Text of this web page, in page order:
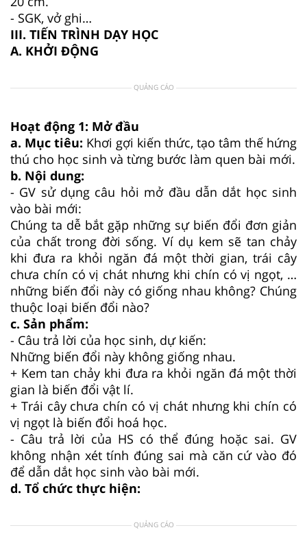
- SGK, vở ghi…
III. TIẾN TRÌNH DẠY HỌC
A. KHỞI ĐỘNG
QUẢNG CÁO
Hoạt động 1: Mở đầu
a. Mục tiêu: Khơi gợi kiến thức, tạo tâm thế hứng
thú cho học sinh và từng bước làm quen bài mới.
b. Nội dung:
- GV sử dụng câu hỏi mở đầu dẫn dắt học sinh
vào bài mới:
Chúng ta dễ bắt gặp những sự biến đổi đơn giản
của chất trong đời sống. Ví dụ kem sẽ tan chảy
khi đưa ra khỏi ngăn đá một thời gian, trái cây
chưa chín có vị chát nhưng khi chín có vị ngọt, …
những biến đổi này có giống nhau không? Chúng
thuộc loại biến đổi nào?
c. Sản phẩm:
- Câu trả lời của học sinh, dự kiến:
Những biến đổi này không giống nhau.
+ Kem tan chảy khi đưa ra khỏi ngăn đá một thời
gian là biến đổi vật lí.
+ Trái cây chưa chín có vị chát nhưng khi chín có
vị ngọt là biến đổi hoá học.
- Câu trả lời của HS có thể đúng hoặc sai. GV
không nhận xét tính đúng sai mà căn cứ vào đó
để dẫn dắt học sinh vào bài mới.
d. Tổ chức thực hiện:
QUẢNG CÁO